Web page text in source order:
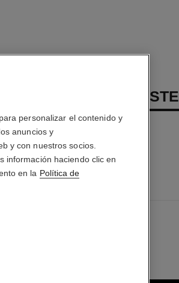
JOUES CONTRASTE
Más información
Ref. 168550
personalizar el contenido y
anuncios y
y con nuestros socios.
información haciendo clic en
en la Política de